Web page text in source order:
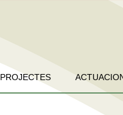
PROJECTES